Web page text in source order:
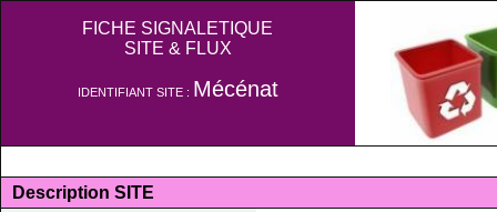
FICHE SIGNALETIQUE
SITE & FLUX
IDENTIFIANT SITE : Mécénat
Description SITE